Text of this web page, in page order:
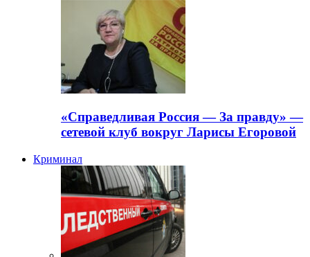
«Справедливая Россия — За правду» —
сетевой клуб вокруг Ларисы Егоровой
Криминал